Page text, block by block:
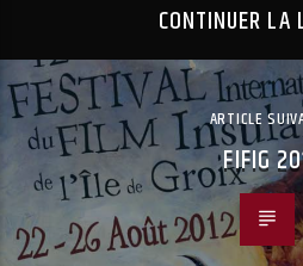
CONTINUER LA
ARTICLE
FIFIG